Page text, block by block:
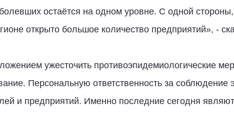
остаётся на одном уровне. С одной
открыто большое количество предприятий», -
ужесточить противоэпидемиологические
Персональную ответственность за соблюдение
и предприятий. Именно последние сегодня